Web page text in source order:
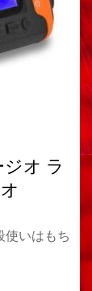
オ ラ
使いはもち